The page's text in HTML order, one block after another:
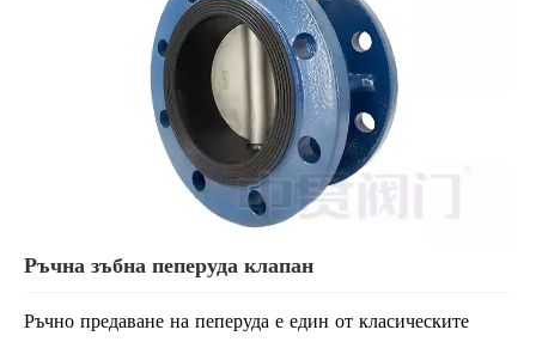
Ръчна зъбна пеперуда клапан
Ръчно предаване на пеперуда е един от класическите